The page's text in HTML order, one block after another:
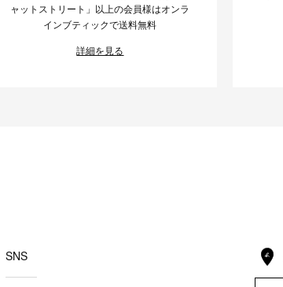
ャットストリート」以上の会員様はオンラ
インブティックで送料無料
詳細を見る
SNS